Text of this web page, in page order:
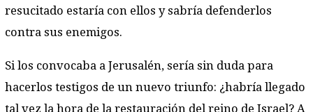
resucitado estaría con ellos y sabría defenderlos
contra sus enemigos.
Si los convocaba a Jerusalén, sería sin duda para
hacerlos testigos de un nuevo triunfo: ¿habría llegado
tal vez la hora de la restauración del reino de Israel? A